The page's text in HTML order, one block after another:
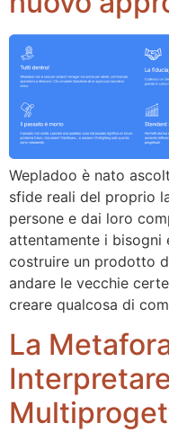
Wepladoo è nato
sfide reali del proprio
persone e dai loro
attentamente i bisogni
costruire un prodotto
andare le vecchie
creare qualcosa di
La